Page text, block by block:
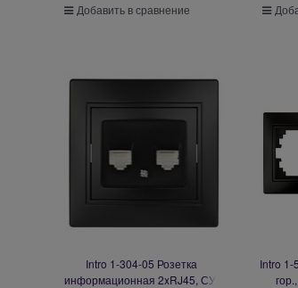
Добавить в сравнение
Intro 1-304-05 Розетка
информационная 2xRJ45, СУ,
Intro 1-